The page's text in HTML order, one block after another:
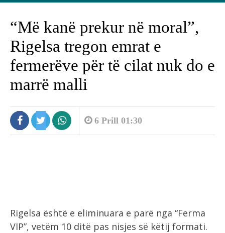
“Më kanë prekur në moral”,
Rigelsa tregon emrat e
fermerëve për të cilat nuk do e
marrë malli
6 Prill 01:30
Rigelsa është e eliminuara e parë nga “Ferma
VIP”, vetëm 10 ditë pas nisjes së këtij formati.